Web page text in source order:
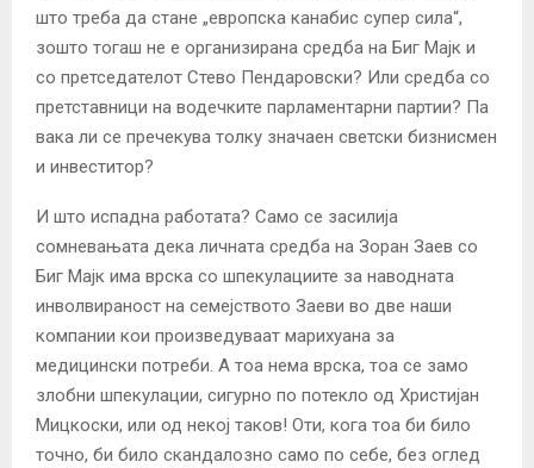
што треба да стане „европска канабис супер сила“,
зошто тогаш не е организирана средба на Биг Мајк и
со претседателот Стево Пендаровски? Или средба со
претставници на водечките парламентарни партии? Па
вака ли се пречекува толку значаен светски бизнисмен
и инвеститор?
И што испадна работата? Само се засилија
сомневањата дека личната средба на Зоран Заев со
Биг Мајк има врска со шпекулациите за наводната
инволвираност на семејството Заеви во две наши
компании кои произведуваат марихуана за
медицински потреби. А тоа нема врска, тоа се замо
злобни шпекулации, сигурно по потекло од Христијан
Мицкоски, или од некој таков! Оти, кога тоа би било
точно, би било скандалозно само по себе, без оглед